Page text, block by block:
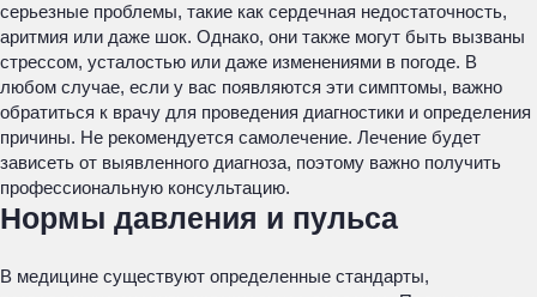
серьезные проблемы, такие как сердечная недостаточность,
аритмия или даже шок. Однако, они также могут быть вызваны
стрессом, усталостью или даже изменениями в погоде. В
любом случае, если у вас появляются эти симптомы, важно
обратиться к врачу для проведения диагностики и определения
причины. Не рекомендуется самолечение. Лечение будет
зависеть от выявленного диагноза, поэтому важно получить
профессиональную консультацию.
Нормы давления и пульса
В медицине существуют определенные стандарты,